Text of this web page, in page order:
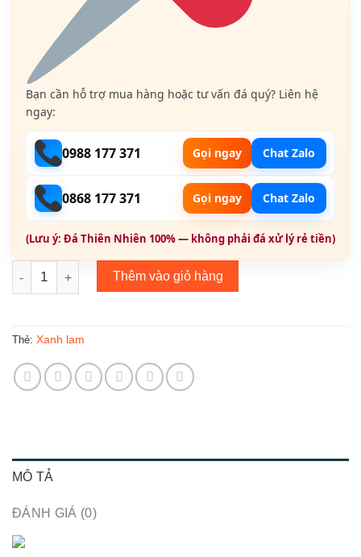
Bạn cần hỗ trợ mua hàng hoặc tư vấn đá quý? Liên hệ
ngay:
0988 177 371 Gọi ngay Chat Zalo
0868 177 371 Gọi ngay Chat Zalo
(Lưu ý: Đá Thiên Nhiên 100% — không phải đá xử lý rẻ tiền)
Bông Tai Đính Đá BT027 số lượng
Thêm vào giỏ hàng
Thẻ: Xanh lam
MÔ TẢ
ĐÁNH GIÁ (0)